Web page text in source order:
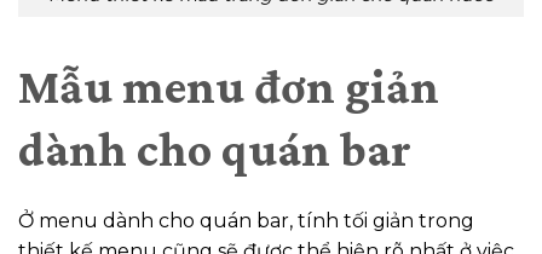
Mẫu menu đơn giản
dành cho quán bar
Ở menu dành cho quán bar, tính tối giản trong